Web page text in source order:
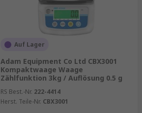
Auf Lager
Adam Equipment Co Ltd CBX3001
Kompaktwaage Waage
Zählfunktion 3kg / Auflösung 0.5 g
RS Best.-Nr. 222-4414
Herst. Teile-Nr. CBX3001